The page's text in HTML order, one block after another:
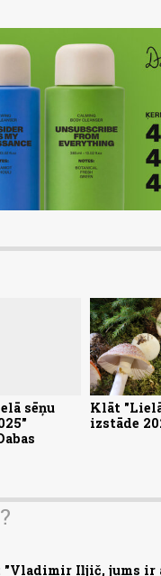
sēņu
Klāt
izstāde
"Vladimir Iļjič, jums